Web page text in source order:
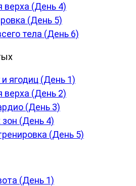
верха (День 4)
(День 5)
тела (День 6)
ягодиц (День 1)
верха (День 2)
(День 3)
(День 4)
(День 5)
(День 1)